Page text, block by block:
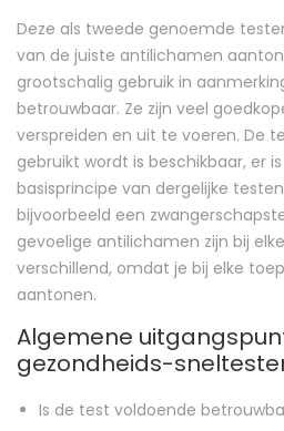
Deze als tweede genoemde
van de juiste antilichamen
grootschalig gebruik in
betrouwbaar. Ze zijn veel
verspreiden en uit te voeren. De
gebruikt wordt is beschikbaar, er
basisprincipe van dergelijke
bijvoorbeeld een
gevoelige antilichamen zijn bij
verschillend, omdat je bij elke
aantonen.
Algemene
gezondheids-
Is de test voldoende